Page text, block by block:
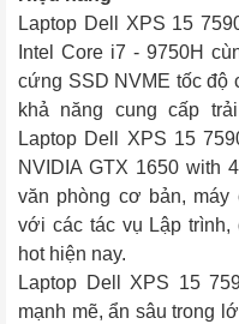
Laptop Dell XPS 15
Intel Core i7 - 9750H
cứng SSD NVME tốc độ
khả năng cung cấp
Laptop Dell XPS 15
NVIDIA GTX 1650 with
văn phòng cơ bản,
với các tác vụ Lập
hot hiện nay.
Laptop Dell XPS 15
mạnh mẽ, ẩn sâu trong